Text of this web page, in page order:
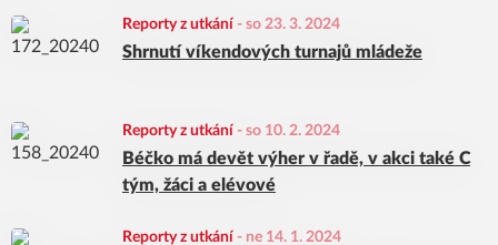
Reporty z utkání - so 23. 3. 2024
Shrnutí víkendových turnajů mládeže
Reporty z utkání - so 10. 2. 2024
Béčko má devět výher v řadě, v akci také C
tým, žáci a elévové
Reporty z utkání - ne 14. 1. 2024